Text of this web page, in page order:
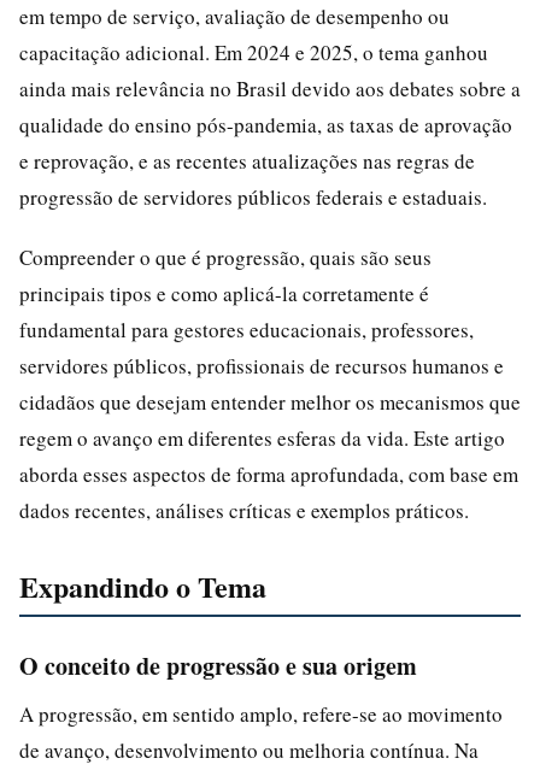
em tempo de serviço, avaliação de desempenho ou
capacitação adicional. Em 2024 e 2025, o tema ganhou
ainda mais relevância no Brasil devido aos debates sobre a
qualidade do ensino pós-pandemia, as taxas de aprovação
e reprovação, e as recentes atualizações nas regras de
progressão de servidores públicos federais e estaduais.
Compreender o que é progressão, quais são seus
principais tipos e como aplicá-la corretamente é
fundamental para gestores educacionais, professores,
servidores públicos, profissionais de recursos humanos e
cidadãos que desejam entender melhor os mecanismos que
regem o avanço em diferentes esferas da vida. Este artigo
aborda esses aspectos de forma aprofundada, com base em
dados recentes, análises críticas e exemplos práticos.
Expandindo o Tema
O conceito de progressão e sua origem
A progressão, em sentido amplo, refere-se ao movimento
de avanço, desenvolvimento ou melhoria contínua. Na